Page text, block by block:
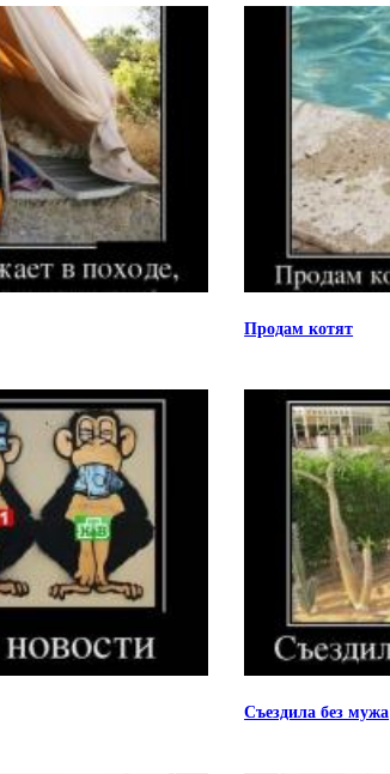
Продам котят
Съездила без мужа